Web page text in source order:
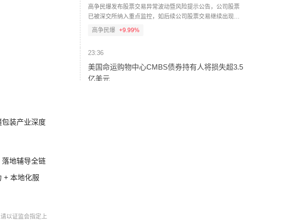
装产业深度
地辅导全链
+ 本地化服
以证监会指定上
高争民爆发布股票交易异常波动暨风险提示公告，公司股票
已被深交所纳入重点监控，如后续公司股票交易继续出现非
理性大幅波动，公司可能申请停牌核查。截至目前公司主营
和重大资产重组的具体计划。（蓝鲸新闻）
高争民爆 +9.99%
23:36
美国命运购物中心CMBS债券持有人将损失超3.5
亿美元